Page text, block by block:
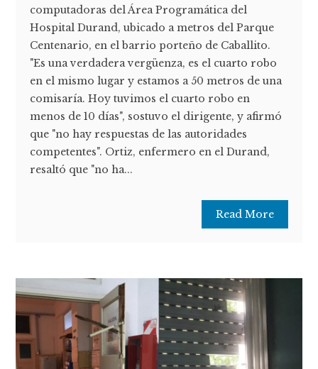
computadoras del Área Programática del
Hospital Durand, ubicado a metros del Parque
Centenario, en el barrio porteño de Caballito.
"Es una verdadera vergüenza, es el cuarto robo
en el mismo lugar y estamos a 50 metros de una
comisaría. Hoy tuvimos el cuarto robo en
menos de 10 días", sostuvo el dirigente, y afirmó
que "no hay respuestas de las autoridades
competentes". Ortiz, enfermero en el Durand,
resaltó que "no ha...
Read More